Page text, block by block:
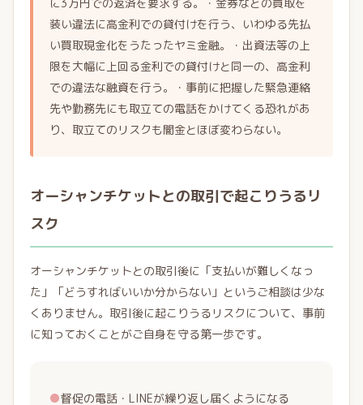
装い違法に高金利での貸付けを行う、いわゆる先払
い買取現金化をうたったヤミ金融。・出資法等の上
限を大幅に上回る金利での貸付けと同一の、高金利
での違法な融資を行う。・事前に把握した緊急連絡
先や勤務先にも取立ての電話をかけてくる恐れがあ
り、取立てのリスクも闇金とほぼ変わらない。
オーシャンチケットとの取引で起こりうるリ
スク
オーシャンチケットとの取引後に「支払いが難しくなっ
た」「どうすればいいか分からない」というご相談は少な
くありません。取引後に起こりうるリスクについて、事前
に知っておくことがご自身を守る第一歩です。
●督促の電話・LINEが繰り返し届くようになる